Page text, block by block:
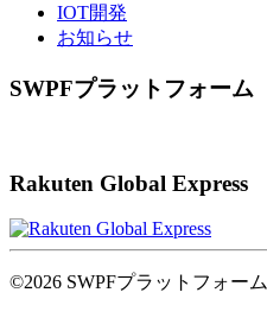
IOT開発
お知らせ
SWPFプラットフォーム
Rakuten Global Express
©2026 SWPFプラットフォーム